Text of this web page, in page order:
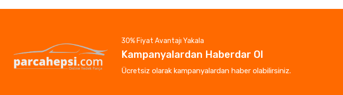
30% Fiyat Avantajı Yakala
Kampanyalardan Haberdar Ol
Ücretsiz olarak kampanyalardan haber olabilirsiniz.